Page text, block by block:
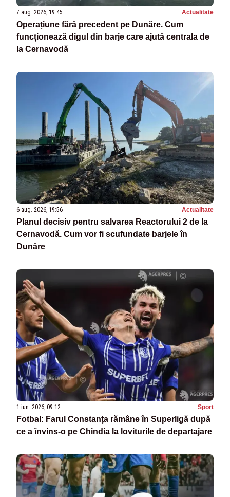
7 aug. 2026, 19:45 Actualitate
Operațiune fără precedent pe Dunăre. Cum
funcționează digul din barje care ajută centrala de
la Cernavodă
6 aug. 2026, 19:56 Actualitate
Planul decisiv pentru salvarea Reactorului 2 de la
Cernavodă. Cum vor fi scufundate barjele în
Dunăre
1 iun. 2026, 09:12 Sport
Fotbal: Farul Constanța rămâne în Superligă după
ce a învins-o pe Chindia la loviturile de departajare